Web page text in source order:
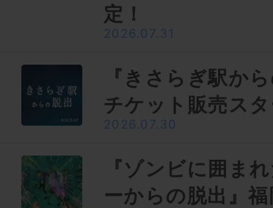
定！
2026.07.31
『きさらぎ駅か
チケット販売ス
2026.07.30
『ゾンビに囲ま
ーからの脱出』